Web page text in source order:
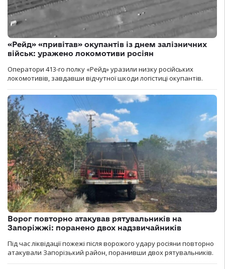
«Рейд» «привітав» окупантів із днем залізничних
військ: уражено локомотиви росіян
Оператори 413-го полку «Рейд» уразили низку російських
локомотивів, завдавши відчутної шкоди логістиці окупантів.
Ворог повторно атакував рятувальників на
Запоріжжі: поранено двох надзвичайників
Під час ліквідації пожежі після ворожого удару росіяни повторно
атакували Запорізький район, поранивши двох рятувальників.